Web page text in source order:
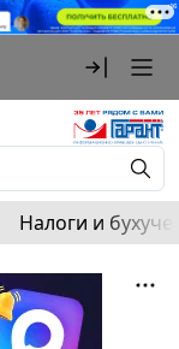
Налоги и